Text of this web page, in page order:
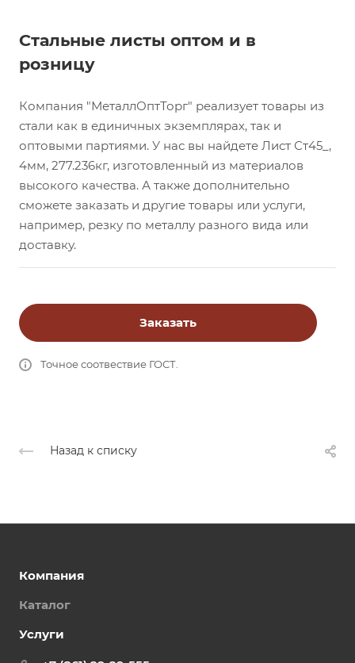
Стальные листы оптом и в
розницу
Компания "МеталлОптТорг" реализует товары из
стали как в единичных экземплярах, так и
оптовыми партиями. У нас вы найдете Лист Ст45_,
4мм, 277.236кг, изготовленный из материалов
высокого качества. А также дополнительно
сможете заказать и другие товары или услуги,
например, резку по металлу разного вида или
доставку.
Заказать
Точное соотвествие ГОСТ.
Назад к списку
Компания
Каталог
Услуги